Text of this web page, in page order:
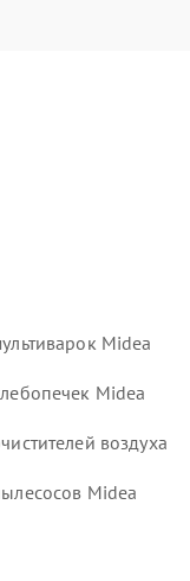
Midea
Midea
воздуха
Midea